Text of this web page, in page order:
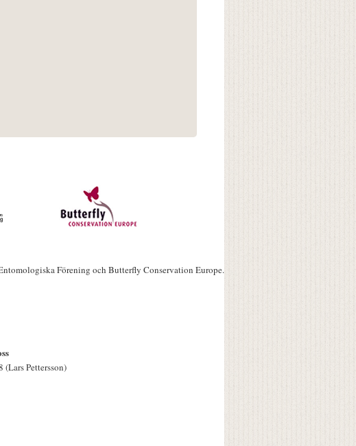
Förening och Butterfly Conservation Europe.
(Lars Pettersson)